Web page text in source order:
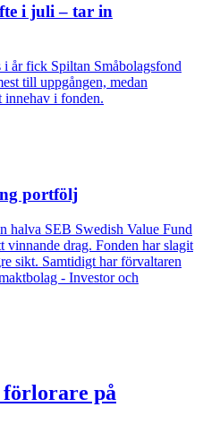
i juli – tar in
år fick Spiltan Småbolagsfond
till uppgången, medan
innehav i fonden.
portfölj
halva SEB Swedish Value Fund
vinnande drag. Fonden har slagit
sikt. Samtidigt har förvaltaren
- Investor och
förlorare på